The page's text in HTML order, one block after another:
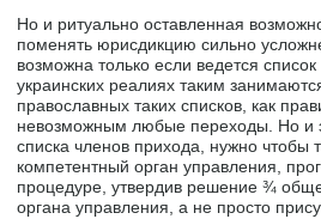
Но и ритуально оставленная
поменять юрисдикцию сильно
возможна только если ведется
украинских реалиях таким
православных таких списков, как
невозможным любые переходы. Но и
списка членов прихода, нужно
компетентный орган управления,
процедуре, утвердив решение ¾
органа управления, а не просто